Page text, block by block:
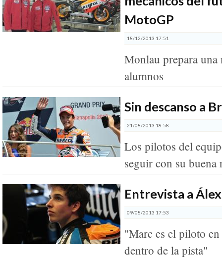
MotoGP
18/12/2013 17:51
Monlau prepara una
alumnos
Sin descanso a
21/08/2013 18:58
Los pilotos del
seguir con su buena
Entrevista a
09/08/2013 17:53
"Marc es el piloto
dentro de la pista"